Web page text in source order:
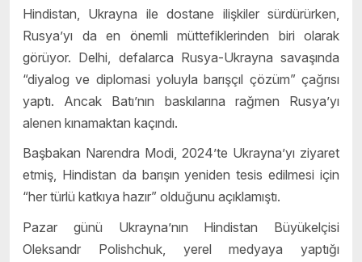
Hindistan, Ukrayna ile dostane ilişkiler sürdürürken,
Rusya’yı da en önemli müttefiklerinden biri olarak
görüyor. Delhi, defalarca Rusya-Ukrayna savaşında
“diyalog ve diplomasi yoluyla barışçıl çözüm” çağrısı
yaptı. Ancak Batı’nın baskılarına rağmen Rusya’yı
alenen kınamaktan kaçındı.
Başbakan Narendra Modi, 2024’te Ukrayna’yı ziyaret
etmiş, Hindistan da barışın yeniden tesis edilmesi için
“her türlü katkıya hazır” olduğunu açıklamıştı.
Pazar günü Ukrayna’nın Hindistan Büyükelçisi
Oleksandr Polishchuk, yerel medyaya yaptığı